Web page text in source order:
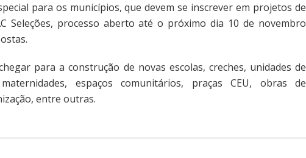
para os municípios, que devem se inscrever em projetos de
Seleções, processo aberto até o próximo dia 10 de novembro
para a construção de novas escolas, creches, unidades de
espaços comunitários, praças CEU, obras de
entre outras.